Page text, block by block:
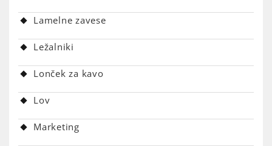
Lamelne zavese
Ležalniki
Lonček za kavo
Lov
Marketing